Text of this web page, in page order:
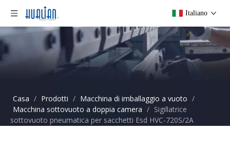
Italiano
Casa / Prodotti / Macchina di imballaggio a vuoto /
Macchina sottovuoto a doppia camera / Sigillatrice
sottovuoto pneumatica per sacchetti Esd HVC-720S/2A